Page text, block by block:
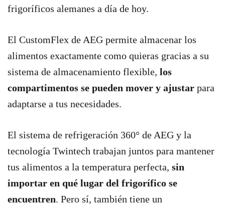
frigoríficos alemanes a día de hoy.
El CustomFlex de AEG permite almacenar los
alimentos exactamente como quieras gracias a su
sistema de almacenamiento flexible, los
compartimentos se pueden mover y ajustar para
adaptarse a tus necesidades.
El sistema de refrigeración 360° de AEG y la
tecnología Twintech trabajan juntos para mantener
tus alimentos a la temperatura perfecta, sin
importar en qué lugar del frigorífico se
encuentren. Pero sí, también tiene un